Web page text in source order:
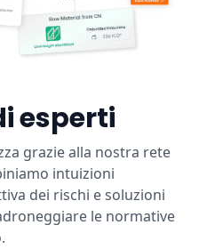
esperti
grazie alla nostra rete
intuizioni
dei rischi e soluzioni
le normative